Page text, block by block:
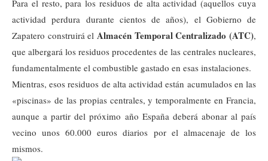
Para el resto, para los residuos de alta actividad (aquellos cuya
actividad perdura durante cientos de años), el Gobierno de
Zapatero construirá el Almacén Temporal Centralizado (ATC),
que albergará los residuos procedentes de las centrales nucleares,
fundamentalmente el combustible gastado en esas instalaciones.
Mientras, esos residuos de alta actividad están acumulados en las
«piscinas» de las propias centrales, y temporalmente en Francia,
aunque a partir del próximo año España deberá abonar al país
vecino unos 60.000 euros diarios por el almacenaje de los
mismos.